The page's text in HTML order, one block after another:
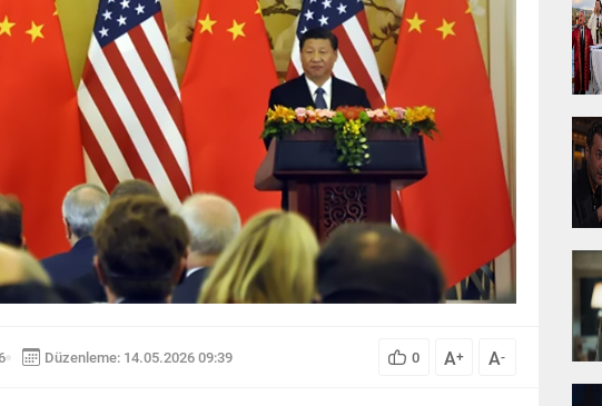
Düzenleme: 14.05.2026 09:39 0 A+ A-